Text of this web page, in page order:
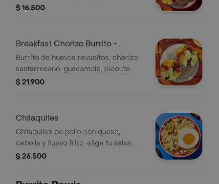
negros, arroz achiote, lechuga, queso
$ 16.500
Breakfast Chorizo Burrito -
¡nuevo!
Burrito de huevos revueltos, chorizo
santarrosano, guacamole, pico de
gallo frijoles negros, arroz achiote,
$ 21.900
Chilaquiles
Chilaquiles de pollo con queso,
cebolla y huevo frito. elige tu salsa
entre verde y roja tatemada.
$ 26.500